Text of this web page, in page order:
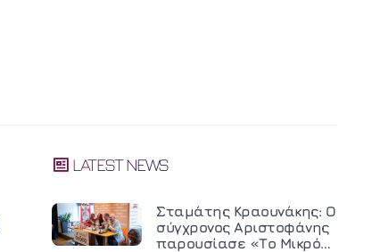
LATEST NEWS
Σταμάτης Κραουνάκης: Ο
σύγχρονος Αριστοφάνης
παρουσίασε «Το Μικρό